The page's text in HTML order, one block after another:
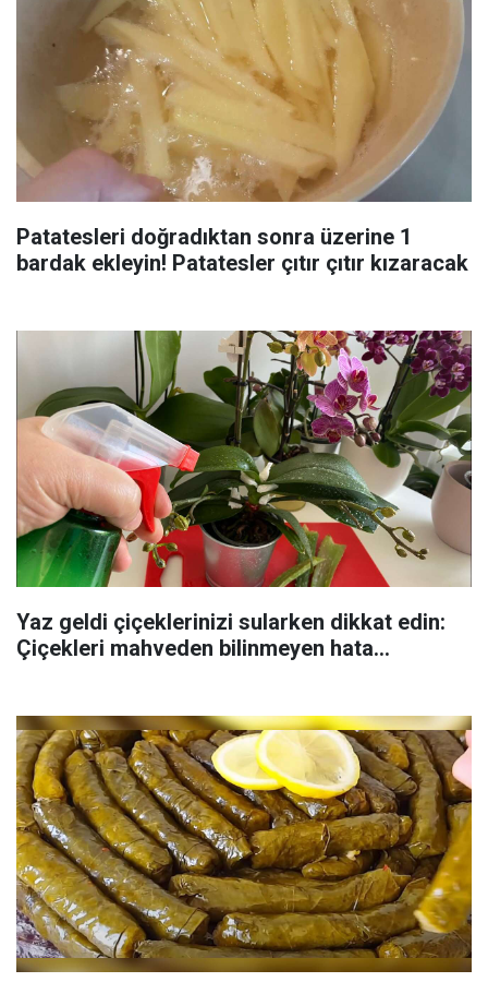
Patatesleri doğradıktan sonra üzerine 1
bardak ekleyin! Patatesler çıtır çıtır kızaracak
Yaz geldi çiçeklerinizi sularken dikkat edin:
Çiçekleri mahveden bilinmeyen hata...